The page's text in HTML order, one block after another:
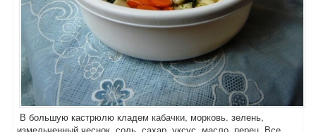
В большую кастрюлю кладем кабачки, морковь. зелень,
измельченный чеснок, соль, сахар, уксус, масло, перец. Все